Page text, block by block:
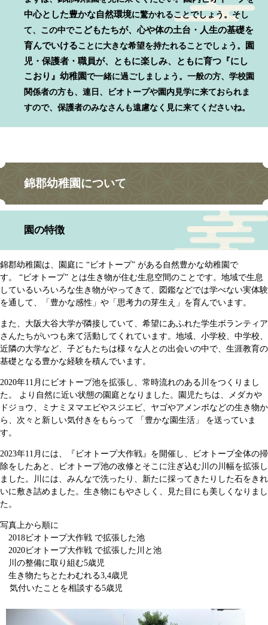
中心とした豊かな自然環境に驚かれることでしょう。そし
て、この中でこどもたちが、心や体の土台・人生の基礎を
育んでいけることに大きな希望を持たれることでしょう。
園
児・保護者・職員が、ともに楽しみ、ともに育つ『にし
こおり』幼稚園で一緒に過ごしましょう。一般の方、学校園
関係者の方も、連日、ビオトープや園内見学に来ておられま
すので、保護者のみなさんも遠慮なく見に来てくださいね。
錦郡幼稚園について
園の特徴
錦郡幼稚園は、園庭に “ビオトープ” がある自然豊かな幼稚園で
す。 “ビオトープ” とは生き物が住む生息空間のことです。地域で生息
しているいろいろな生き物がやってきて、図鑑などでは学べない実体験
を通して、「豊かな感性」や「思考力の芽生え」を育んでいます。
また、大阪大谷大学が隣接していて、希望にあふれた学生ボランティア
さんたちがいつも来て活動してくれています。地域、小学校、中学校、
近隣の大学など、子どもたちは様々な人との出会いの中で、生涯教育の
基礎となる豊かな経験を積んでいます。
2020年11月にビオトープ池を拡張し、常時流れのある川をつくりまし
た。 より自然に近い状態の園庭となりました。園児たちは、メダカや
ドジョウ、ミナミヌマエビやスジエビ、ヤゴやアメンボなどの生き物か
ら、次々と新しい気付きをもらって 「豊かな園生活」 を送っていま
す。
2023年11月には、『ビオトープ大作戦』を開催し、ビオトープ全体の掃
除をしたあと、ビオトープ池の改修とそこに注ぎ込む川の川幅を拡張し
ました。川には、みんなで洗ったり、新たに採ってきたりした石をきれ
いに敷き詰めました。生き物にもやさしく、見た目にも美しくなりまし
た。
写真上から順に
2018ビオトープ大作戦 で拡張した池
2020ビオトープ大作戦 で拡張した川と池
川の整備に取り組む5歳児
生き物たちとたわむれる3,4歳児
気付いたことを相談する5歳児